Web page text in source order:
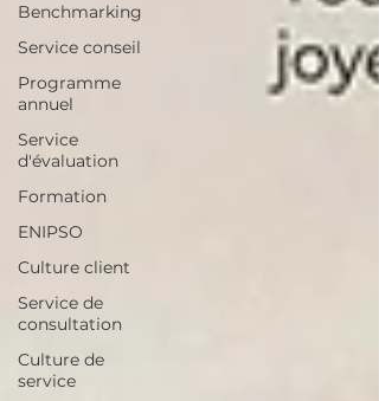
Benchmarking
Service conseil
Programme
annuel
Service
d'évaluation
Formation
ENIPSO
Culture client
Service de
consultation
Culture de
service